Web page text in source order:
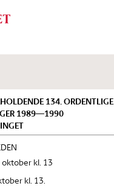
134. ORDENTLIGE
1989—1990
kl. 13
kl. 13.